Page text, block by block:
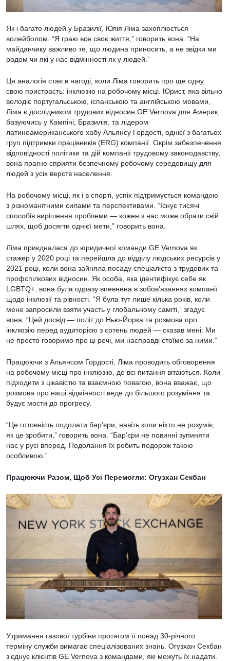
Як і багато людей у Бразилії, Юлія Ліма захоплюється
волейболом. “Я граю все своє життя,” говорить вона. “На
майданчику важливо те, що людина приносить, а не звідки ми
родом чи які у нас відмінності як у людей.”
Ця аналогія стає в нагоді, коли Ліма говорить про ще одну
свою пристрасть: інклюзію на робочому місці. Юрист, яка вільно
володіє португальською, іспанською та англійською мовами,
Ліма є дослідником трудових відносин GE Vernova для Америк,
базуючись у Кампіні, Бразилія, та лідером
латиноамериканського хабу Альянсу Гордості, однієї з багатьох
груп підтримки працівників (ERG) компанії. Окрім забезпечення
відповідності політики та дій компанії трудовому законодавству,
вона прагне сприяти безпечному робочому середовищу для
людей з усіх верств населення.
На робочому місці, як і в спорті, успіх підтримується командою
з різноманітними силами та перспективами. “Існує тисячі
способів вирішення проблеми — кожен з нас може обрати свій
шлях, щоб досягти однієї мети,” говорить вона.
Ліма приєдналася до юридичної команди GE Vernova як
стажер у 2020 році та перейшла до відділу людських ресурсів у
2021 році, коли вона зайняла посаду спеціаліста з трудових та
профспілкових відносин. Як особа, яка ідентифікує себе як
LGBTQ+, вона була одразу впевнена в зобов’язаннях компанії
щодо інклюзії та рівності. “Я була тут лише кілька років, коли
мене запросили взяти участь у глобальному саміті,” згадує
вона. “Цей досвід — політ до Нью-Йорка та розмова про
інклюзію перед аудиторією з сотень людей — сказав мені: Ми
не просто говоримо про ці речі, ми насправді стоїмо за ними.”
Працюючи з Альянсом Гордості, Ліма проводить обговорення
на робочому місці про інклюзію, де всі питання вітаються. Коли
підходити з цікавістю та взаємною повагою, вона вважає, що
розмова про наші відмінності веде до більшого розуміння та
будує мости до прогресу.
“Це готовність подолати бар’єри, навіть коли ніхто не розуміє,
як це зробити,” говорить вона. “Бар’єри не повинні зупиняти
нас у русі вперед. Подолання їх робить подорож такою
особливою.”
Працюючи Разом, Щоб Усі Перемогли: Огузхан Секбан
Утримання газової турбіни протягом її понад 30-річного
терміну служби вимагає спеціалізованих знань. Огузхан Секбан
з’єднує клієнтів GE Vernova з командами, які можуть їх надати.